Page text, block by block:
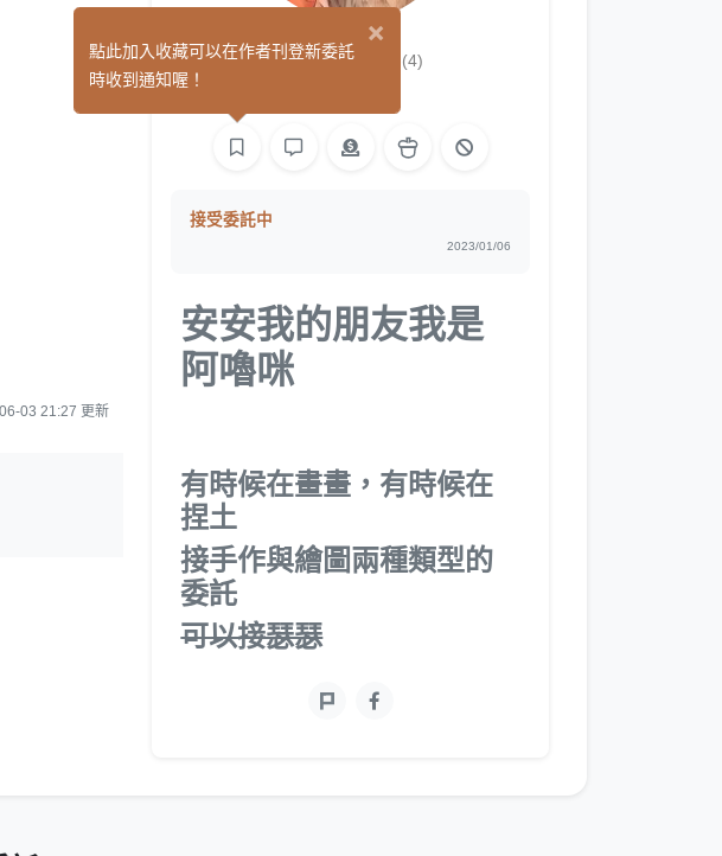
03 21:27 更新
阿嚕咪 (4)
接受委託中
2023/01/06
安安我的朋友我是
阿嚕咪
有時候在畫畫，有時候在
捏土
接手作與繪圖兩種類型的
委託
可以接瑟瑟
×
點此加入收藏可以在作者刊登新委託
時收到通知喔！